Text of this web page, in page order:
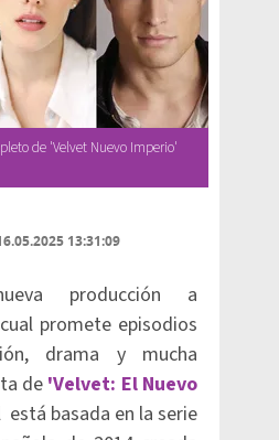
de 'Velvet Nuevo Imperio'
13:31:09
producción a
promete episodios
drama y mucha
de 'Velvet: El Nuevo
está basada en la serie